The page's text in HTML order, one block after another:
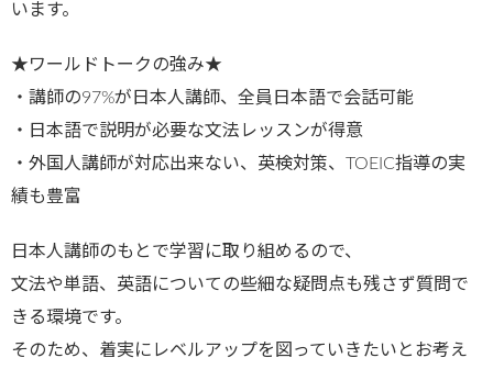
います。
★ワールドトークの強み★
・講師の97%が日本人講師、全員日本語で会話可能
・日本語で説明が必要な文法レッスンが得意
・外国人講師が対応出来ない、英検対策、TOEIC指導の実
績も豊富
日本人講師のもとで学習に取り組めるので、
文法や単語、英語についての些細な疑問点も残さず質問で
きる環境です。
そのため、着実にレベルアップを図っていきたいとお考え